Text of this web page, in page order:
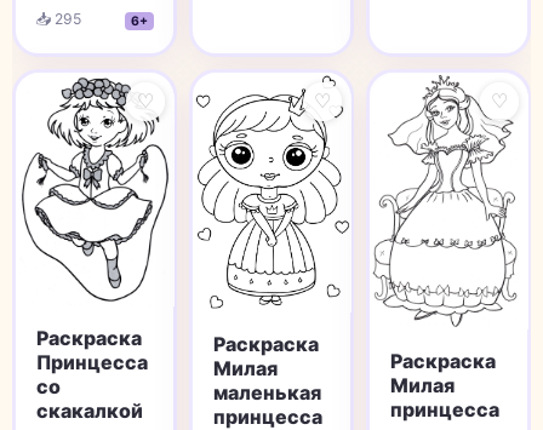
📥 295 6+
♡
Раскраска
Принцесса
со
скакалкой
♡
Раскраска
Милая
маленькая
принцесса
♡
Раскраска
Милая
принцесса